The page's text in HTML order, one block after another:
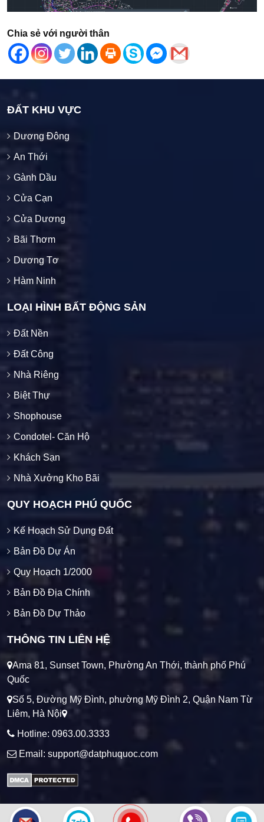
Chia sẻ với người thân
ĐẤT KHU VỰC
Dương Đông
An Thới
Gành Dầu
Cửa Cạn
Cửa Dương
Bãi Thơm
Dương Tơ
Hàm Ninh
LOẠI HÌNH BẤT ĐỘNG SẢN
Đất Nền
Đất Công
Nhà Riêng
Biệt Thự
Shophouse
Condotel- Căn Hộ
Khách Sạn
Nhà Xưởng Kho Bãi
QUY HOẠCH PHÚ QUỐC
Kế Hoạch Sử Dụng Đất
Bản Đồ Dự Án
Quy Hoạch 1/2000
Bản Đồ Địa Chính
Bản Đồ Dự Thảo
THÔNG TIN LIÊN HỆ
Ama 81, Sunset Town, Phường An Thới, thành phố Phú
Quốc
Số 5, Đường Mỹ Đình, phường Mỹ Đình 2, Quận Nam Từ
Liêm, Hà Nội
Hotline: 0963.00.3333
Email: support@datphuquoc.com